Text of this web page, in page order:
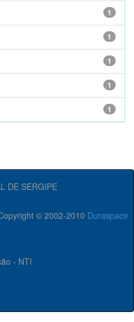
1
1
1
1
1
DE SERGIPE
© 2002-2010 Duraspace
- NTI